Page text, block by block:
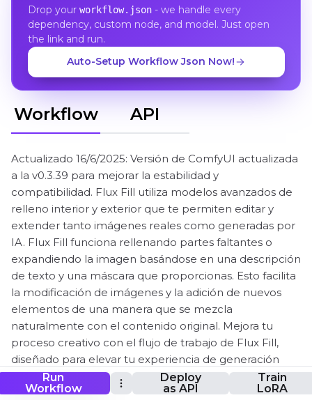
Run
Workflow
Deploy
as API
Train
LoRA
Drop your workflow.json- we handle every
dependency, custom node, and model. Just open
the link and run.
Auto-Setup Workflow Json Now!
Workflow API
Actualizado 16/6/2025: Versión de ComfyUI actualizada
a la v0.3.39 para mejorar la estabilidad y
compatibilidad. Flux Fill utiliza modelos avanzados de
relleno interior y exterior que te permiten editar y
extender tanto imágenes reales como generadas por
IA. Flux Fill funciona rellenando partes faltantes o
expandiendo la imagen basándose en una descripción
de texto y una máscara que proporcionas. Esto facilita
la modificación de imágenes y la adición de nuevos
elementos de una manera que se mezcla
naturalmente con el contenido original. Mejora tu
proceso creativo con el flujo de trabajo de Flux Fill,
diseñado para elevar tu experiencia de generación
con Flux.